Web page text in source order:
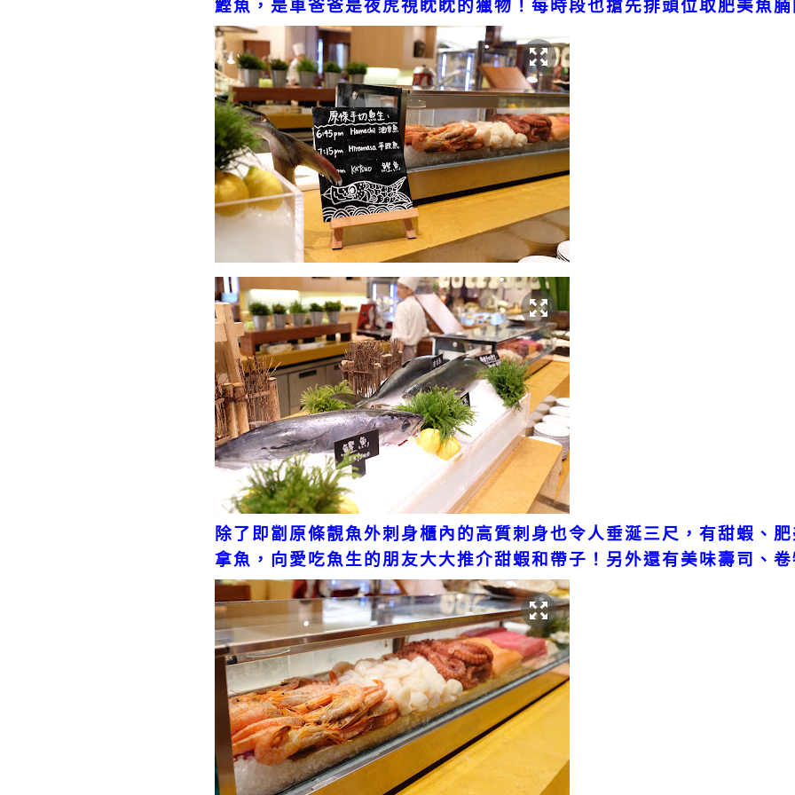
鰹魚，是車爸爸是夜虎視眈眈的獵物！每時段也搶先排頭位取肥美魚
除了即劏原條靚魚外刺身櫃內的高質刺身也令人垂涎三尺，有甜蝦、
拿魚，向愛吃魚生的朋友大大推介甜蝦和帶子！另外還有美味壽司、